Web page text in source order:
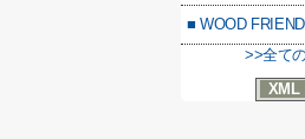
■ WOOD
>>全て
XML